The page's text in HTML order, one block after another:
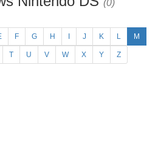
(0)
F G H J K L M
T U V W X Y Z